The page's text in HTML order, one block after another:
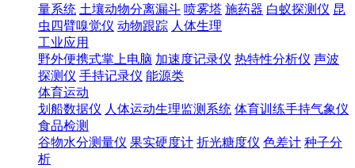
量系统 土壤动物分离漏斗 喷雾塔 施药器 白蚁探测仪 昆
虫四臂嗅觉仪 动物跟踪 人体生理
工业应用
野外便携式掌上电脑 加速度记录仪 热特性分析仪 声波
探测仪 手持记录仪 能源类
体育运动
划船数据仪 人体运动生理监测系统 体育训练手持气象仪
食品检测
谷物水分测量仪 果实硬度计 折光糖度仪 色差计 种子分
析